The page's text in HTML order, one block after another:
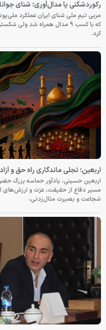
رکوردشکنی یا مدال‌آوری؛ شنای
مربی تیم ملی شنای ایران عملکرد
که با کسب ۹ مدال همراه شد ولی
کرد.
اربعین؛ تجلی ماندگاری راه حق و
اربعین حسینی، یادآور حماسه بزرگ
مسیر دفاع از حقیقت، عزت و
شجاعت و بصیرت مثال‌زدنی،